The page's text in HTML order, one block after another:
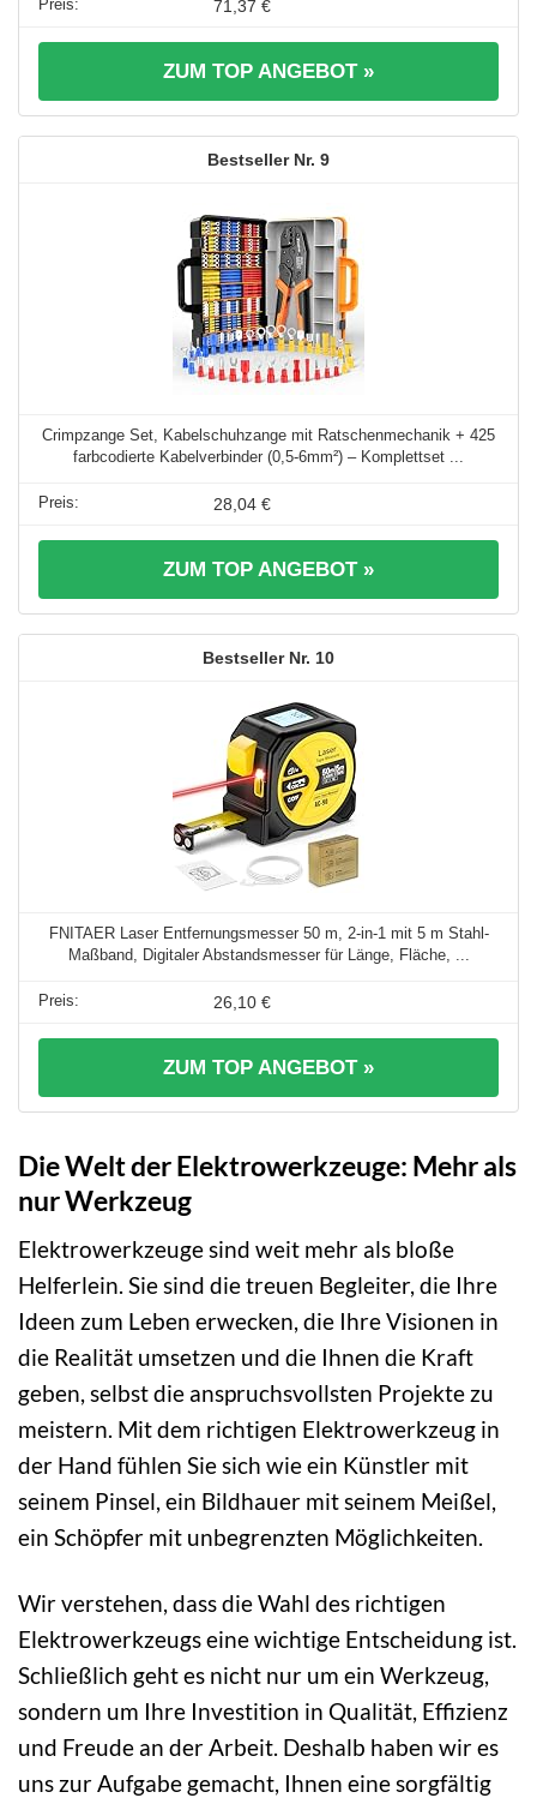
71,37 €
ZUM TOP ANGEBOT »
9
Crimpzange Set, Kabelschuhzange mit Ratschenmechanik + 425
farbcodierte Kabelverbinder (0,5-6mm²) – Komplettset ...
28,04 €
ZUM TOP ANGEBOT »
10
FNITAER Laser Entfernungsmesser 50 m, 2-in-1 mit 5 m Stahl-
Maßband, Digitaler Abstandsmesser für Länge, Fläche, ...
26,10 €
ZUM TOP ANGEBOT »
Die Welt der Elektrowerkzeuge: Mehr als
nur Werkzeug
Elektrowerkzeuge sind weit mehr als bloße
Helferlein. Sie sind die treuen Begleiter, die Ihre
Ideen zum Leben erwecken, die Ihre Visionen in
die Realität umsetzen und die Ihnen die Kraft
geben, selbst die anspruchsvollsten Projekte zu
meistern. Mit dem richtigen Elektrowerkzeug in
der Hand fühlen Sie sich wie ein Künstler mit
seinem Pinsel, ein Bildhauer mit seinem Meißel,
ein Schöpfer mit unbegrenzten Möglichkeiten.
Wir verstehen, dass die Wahl des richtigen
Elektrowerkzeugs eine wichtige Entscheidung ist.
Schließlich geht es nicht nur um ein Werkzeug,
sondern um Ihre Investition in Qualität, Effizienz
und Freude an der Arbeit. Deshalb haben wir es
uns zur Aufgabe gemacht, Ihnen eine sorgfältig